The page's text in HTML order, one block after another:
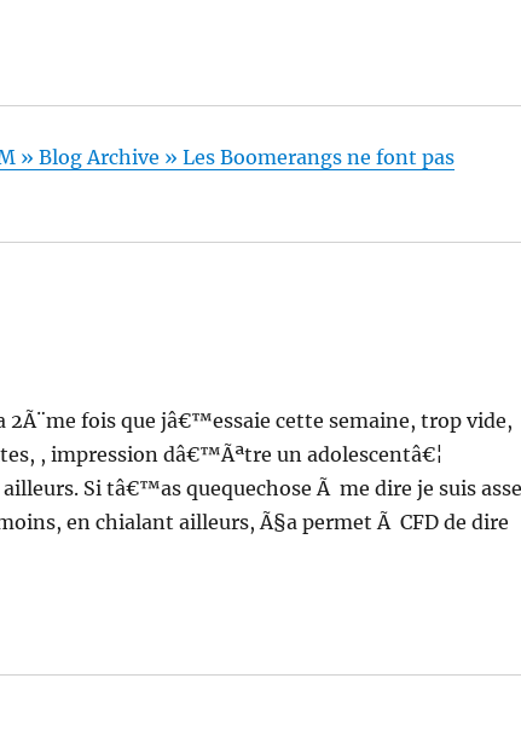
» Blog Archive » Les Boomerangs ne font pas
fois que jâ€™essaie cette semaine, trop vide,
, impression dâ€™Ãªtre un adolescentâ€¦
Si tâ€™as quequechose Ã me dire je suis
en chialant ailleurs, Ã§a permet Ã CFD de dire